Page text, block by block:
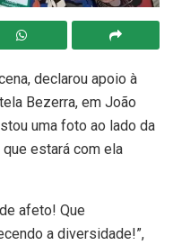
declarou apoio à
Bezerra, em João
uma foto ao lado da
estará com ela
afeto! Que
a diversidade!”,